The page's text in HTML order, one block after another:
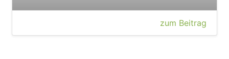
zum Beitrag